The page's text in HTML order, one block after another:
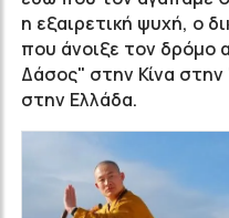
η εξαιρετική ψυχή, ο
που άνοιξε τον δρόμο
Δάσος" στην Κίνα
στην Ελλάδα.